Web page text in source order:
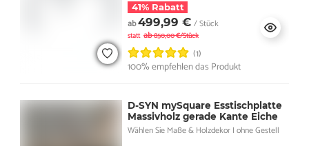
41% Rabatt
ab499,99 € / Stück
statt ab850,00 €/Stück
(1)
100% empfehlen das Produkt
D-SYN mySquare Esstischplatte
Massivholz gerade Kante Eiche
Wählen Sie Maße & Holzdekor I ohne Gestell